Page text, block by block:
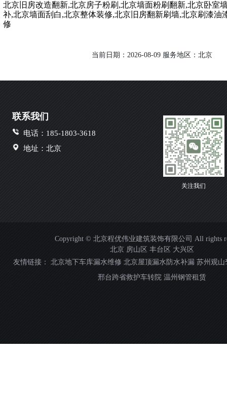
北京旧房改造翻新,北京房子粉刷,北京墙面粉刷翻新,北京卧室
补,北京墙面刮白,北京整体装修,北京旧房翻新刷墙,北京刷漆油
修
当前日期：2026-08-09 服务地区：北京
联系我们
电话：185-1803-3618
地址：北京
关注我们
Copyright © 北京程优伟业建筑装饰有限公司 All rights
北京 房山区 丰台区 大兴区
友情链接： 北京地下车库漏水维修 北京屋顶漏水防水补漏 苏州观山
邢台跨省救护车转院 温州钢管租赁